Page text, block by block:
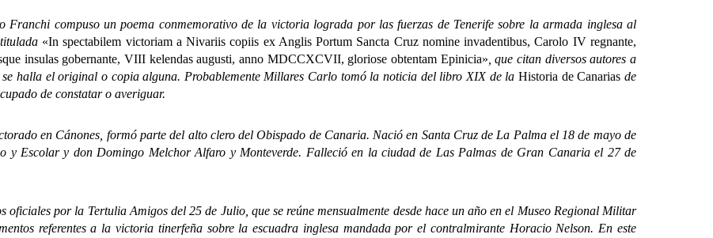
compuso un poema conmemorativo de la victoria lograda por las fuerzas de Tenerife sobre la armada inglesa al
«In spectabilem victoriam a Nivariis copiis ex Anglis Portum Sancta Cruz nomine invadentibus, Carolo IV regnante,
insulas gobernante, VIII kelendas augusti, anno MDCCXCVII, gloriose obtentam Epinicia» , que citan diversos autores a
halla el original o copia alguna. Probablemente Millares Carlo tomó la noticia del libro XIX de laHistoria de Canariasde
de constatar o averiguar.
en Cánones, formó parte del alto clero del Obispado de Canaria. Nació en Santa Cruz de La Palma el 18 de mayo de
y Escolar y don Domingo Melchor Alfaro y Monteverde. Falleció en la ciudad de Las Palmas de Gran Canaria el 27 de
por la Tertulia Amigos del 25 de Julio, que se reúne mensualmente desde hace un año en el Museo Regional Militar
referentes a la victoria tinerfeña sobre la escuadra inglesa mandada por el contralmirante Horacio Nelson. En este